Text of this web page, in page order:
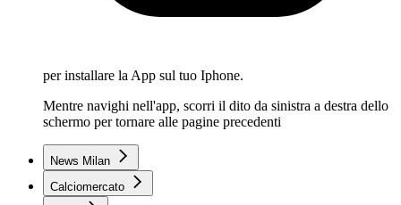
per installare la App sul tuo Iphone.
Mentre navighi nell'app, scorri il dito da sinistra a destra dello
schermo per tornare alle pagine precedenti
News Milan
Calciomercato